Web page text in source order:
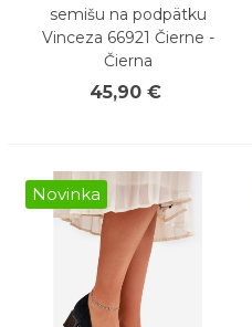
semišu na podpätku
Vinceza 66921 Čierne -
Čierna
45,90 €
Novinka